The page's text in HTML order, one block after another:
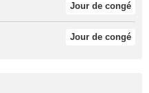
Jour de congé
Jour de congé